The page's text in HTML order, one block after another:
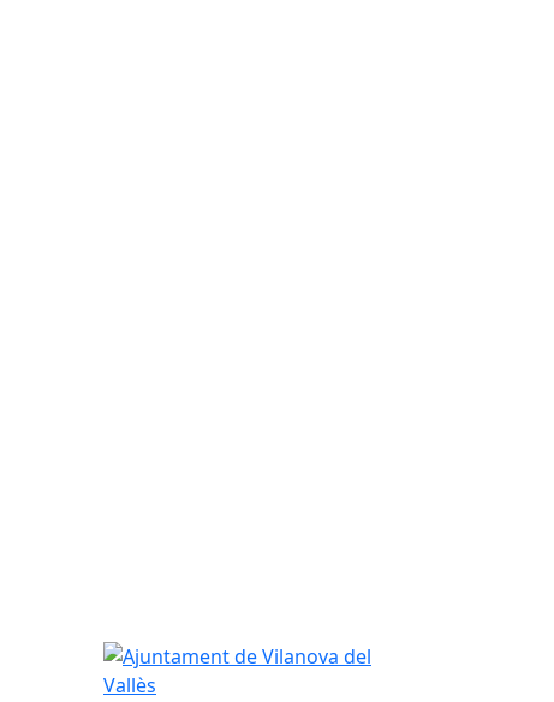
Ajuntament de Vilanova del Vallès